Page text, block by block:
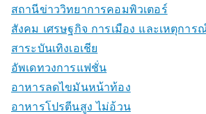
สถานีข่าววิทยาการคอมพิวเตอร์
สังคม เศรษฐกิจ การเมือง และเหตุกา
สาระบันเทิงเอเชีย
อัพเดทวงการแฟชั่น
อาหารลดไขมันหน้าท้อง
อาหารโปรตีนสูง ไม่อ้วน